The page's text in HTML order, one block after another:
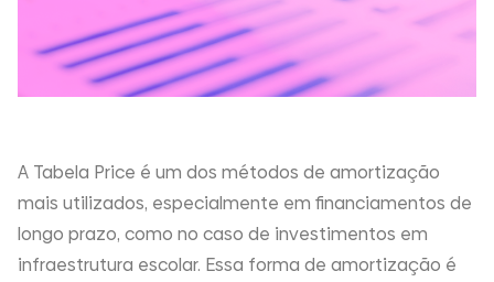
A Tabela Price é um dos métodos de amortização
mais utilizados, especialmente em financiamentos de
longo prazo, como no caso de investimentos em
infraestrutura escolar. Essa forma de amortização é